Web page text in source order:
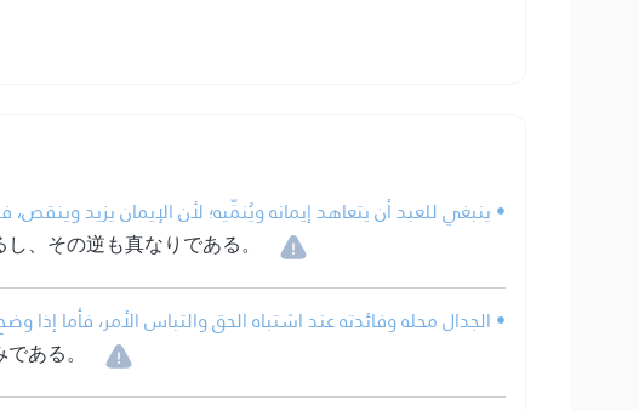
• ينبغي للعبد أن يتعاهد إيمانه ويُنمِّيه؛ لأن الإيمان يزيد
、その逆も真なりである。
• الجدال محله وفائدته عند اشتباه الحق والتباس الأمر، فأما إذا
ある。